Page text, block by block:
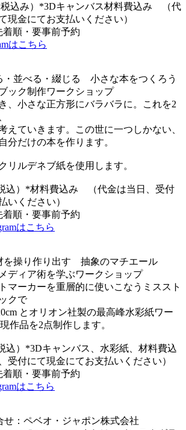
税込み）*3Dキャンバス材料費込み （代
現金にてお支払いください）
順・要事前予約
はこちら
・並べる・綴じる 小さな本をつくろう
ック制作ワークショップ
、小さな正方形にバラバラに。これを2
えていきます。この世に一つしかない、
分だけの本を作ります。
リルデネブ紙を使用します。
込）*材料費込み （代金は当日、受付
いください）
順・要事前予約
はこちら
を操り作り出す 抽象のマチエール
ィア術を学ぶワークショップ
マーカーを重層的に使いこなうミススト
クで
とオリオン社製の最高峰水彩紙ワー
作品を2点制作します。
込）*3Dキャンバス、水彩紙、材料費込
付にて現金にてお支払いください）
順・要事前予約
はこちら
：ペベオ・ジャポン株式会社